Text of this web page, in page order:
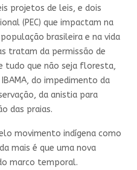
projetos de leis, e dois
(PEC) que impactam na
brasileira e na vida
tratam da permissão de
tudo que não seja floresta,
do impedimento da
da anistia para
das praias.
movimento indígena como
mais é que uma nova
marco temporal.